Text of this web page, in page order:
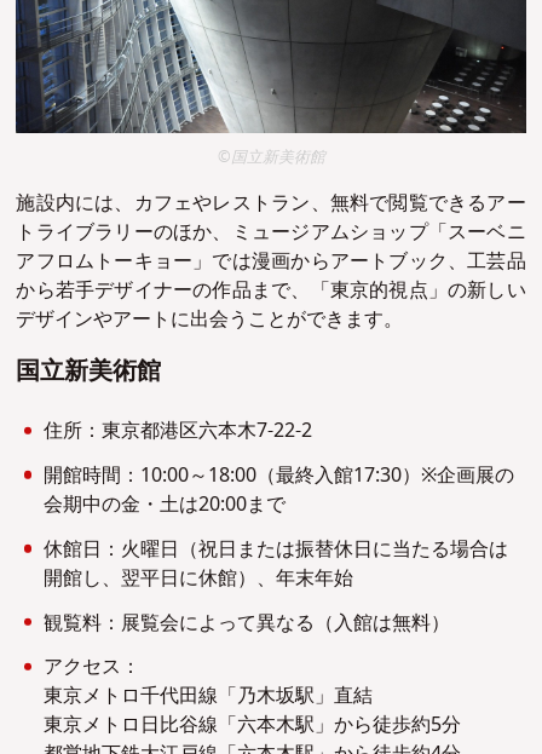
©国立新美術館
施設内には、カフェやレストラン、無料で閲覧できるアー
トライブラリーのほか、ミュージアムショップ「スーベニ
アフロムトーキョー」では漫画からアートブック、工芸品
から若手デザイナーの作品まで、「東京的視点」の新しい
デザインやアートに出会うことができます。
国立新美術館
住所：東京都港区六本木7-22-2
開館時間：10:00～18:00（最終入館17:30）※企画展の
会期中の金・土は20:00まで
休館日：火曜日（祝日または振替休日に当たる場合は
開館し、翌平日に休館）、年末年始
観覧料：展覧会によって異なる（入館は無料）
アクセス：
東京メトロ千代田線「乃木坂駅」直結
東京メトロ日比谷線「六本木駅」から徒歩約5分